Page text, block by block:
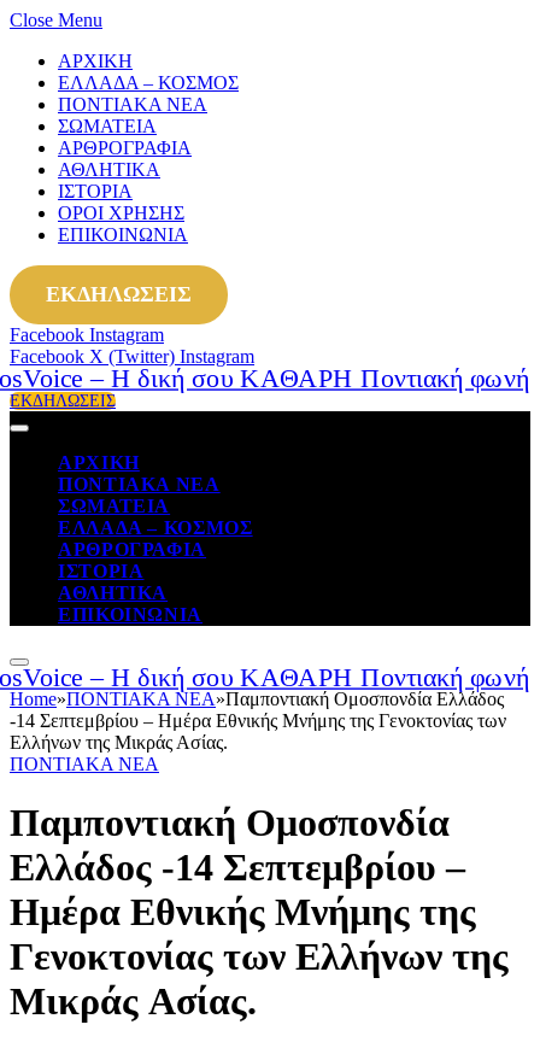
Close Menu
ΑΡΧΙΚΗ
ΕΛΛΑΔΑ – ΚΟΣΜΟΣ
ΠΟΝΤΙΑΚΑ ΝΕΑ
ΣΩΜΑΤΕΙΑ
ΑΡΘΡΟΓΡΑΦΙΑ
ΑΘΛΗΤΙΚΑ
ΙΣΤΟΡΙΑ
ΟΡΟΙ ΧΡΗΣΗΣ
ΕΠΙΚΟΙΝΩΝΙΑ
ΕΚΔΗΛΩΣΕΙΣ
Facebook Instagram
Facebook X (Twitter) Instagram
ΕΚΔΗΛΩΣΕΙΣ
ΑΡΧΙΚΗ
ΠΟΝΤΙΑΚΑ ΝΕΑ
ΣΩΜΑΤΕΙΑ
ΕΛΛΑΔΑ – ΚΟΣΜΟΣ
ΑΡΘΡΟΓΡΑΦΙΑ
ΙΣΤΟΡΙΑ
ΑΘΛΗΤΙΚΑ
ΕΠΙΚΟΙΝΩΝΙΑ
Home»ΠΟΝΤΙΑΚΑ ΝΕΑ»Παμποντιακή Ομοσπονδία Ελλάδος
-14 Σεπτεμβρίου – Ημέρα Εθνικής Μνήμης της Γενοκτονίας των
Ελλήνων της Μικράς Ασίας.
ΠΟΝΤΙΑΚΑ ΝΕΑ
Παμποντιακή Ομοσπονδία
Ελλάδος -14 Σεπτεμβρίου –
Ημέρα Εθνικής Μνήμης της
Γενοκτονίας των Ελλήνων της
Μικράς Ασίας.